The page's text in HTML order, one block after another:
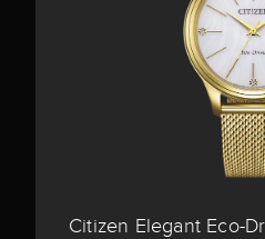
Citizen Elegant Eco-